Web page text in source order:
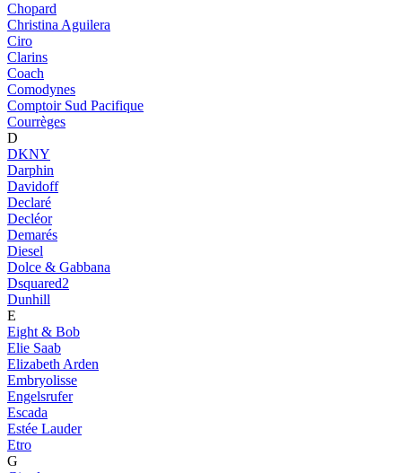
Chopard
Christina Aguilera
Ciro
Clarins
Coach
Comodynes
Comptoir Sud Pacifique
Courrèges
D
DKNY
Darphin
Davidoff
Declaré
Decléor
Demarés
Diesel
Dolce & Gabbana
Dsquared2
Dunhill
E
Eight & Bob
Elie Saab
Elizabeth Arden
Embryolisse
Engelsrufer
Escada
Estée Lauder
Etro
G